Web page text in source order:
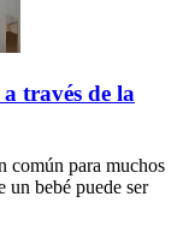
través de la
común para muchos
un bebé puede ser